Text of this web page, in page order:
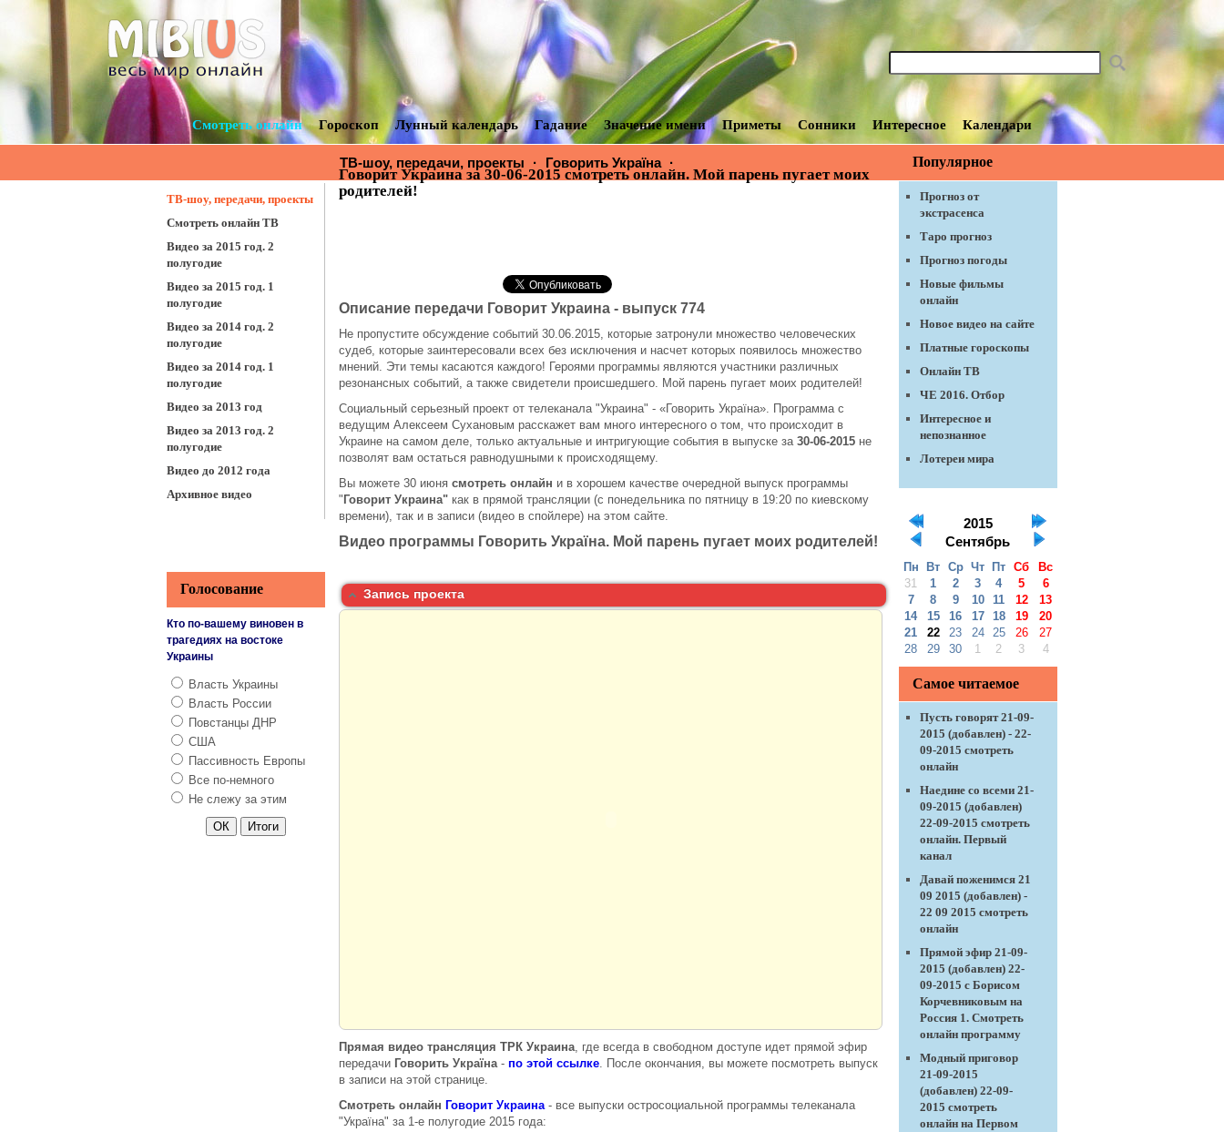
Смотреть онлайн Гороскоп Лунный календарь Гадание Значение имени Приметы Сонники Интересное Календари
ТВ-шоу, передачи, проекты · Говорить Україна ·
смотреть онлайн. Мой парень пугает моих родителей!
Говорит Украина за 30-06-2015 смотреть онлайн. Мой парень пугает моих
родителей!
Описание передачи Говорит Украина - выпуск 774
Не пропустите обсуждение событий 30.06.2015, которые затронули множество человеческих
судеб, которые заинтересовали всех без исключения и насчет которых появилось множество
мнений. Эти темы касаются каждого! Героями программы являются участники различных
резонансных событий, а также свидетели происшедшего. Мой парень пугает моих родителей!
Социальный серьезный проект от телеканала "Украина" - «Говорить Україна». Программа с
ведущим Алексеем Сухановым расскажет вам много интересного о том, что происходит в
Украине на самом деле, только актуальные и интригующие события в выпуске за 30-06-2015 не
позволят вам остаться равнодушными к происходящему.
Вы можете 30 июня смотреть онлайн и в хорошем качестве очередной выпуск программы
" Говорит Украина" как в прямой трансляции (с понедельника по пятницу в 19:20 по киевскому
времени), так и в записи (видео в спойлере) на этом сайте.
Видео программы Говорить Україна. Мой парень пугает моих родителей!
Запись проекта
Прямая видео трансляция ТРК Украина, где всегда в свободном доступе идет прямой эфир
передачи Говорить Україна - по этой ссылке. После окончания, вы можете посмотреть выпуск
в записи на этой странице.
Смотреть онлайн Говорит Украина- все выпуски остросоциальной программы телеканала
"Україна" за 1-е полугодие 2015 года:
ТВ-шоу, передачи, проекты
Смотреть онлайн ТВ
Видео за 2015 год. 2
полугодие
Видео за 2015 год. 1
полугодие
Видео за 2014 год. 2
полугодие
Видео за 2014 год. 1
полугодие
Видео за 2013 год
Видео за 2013 год. 2
полугодие
Видео до 2012 года
Архивное видео
Голосование
Кто по-вашему виновен в
трагедиях на востоке
Украины
Власть Украины
Власть России
Повстанцы ДНР
США
Пассивность Европы
Все по-немного
Не слежу за этим
Популярное
Прогноз от
экстрасенса
Таро прогноз
Прогноз погоды
Новые фильмы
онлайн
Новое видео на сайте
Платные гороскопы
Онлайн ТВ
ЧЕ 2016. Отбор
Интересное и
непознанное
Лотереи мира
2015
Сентябрь
Пн Вт Ср Чт Пт Сб
Вс
31
1 2 3 4 5
6
7
8 9 10 11 12
13
14
15 16 17 18 19
20
21
22 23 24 25 26
27
28
29 30 1 2 3 4
Самое читаемое
Пусть говорят 21-09-
2015 (добавлен) - 22-
09-2015 смотреть
онлайн
Наедине со всеми 21-
09-2015 (добавлен)
22-09-2015 смотреть
онлайн. Первый
канал
Давай поженимся 21
09 2015 (добавлен) -
22 09 2015 смотреть
онлайн
Прямой эфир 21-09-
2015 (добавлен) 22-
09-2015 с Борисом
Корчевниковым на
Россия 1. Смотреть
онлайн программу
Модный приговор
21-09-2015
(добавлен) 22-09-
2015 смотреть
онлайн на Первом